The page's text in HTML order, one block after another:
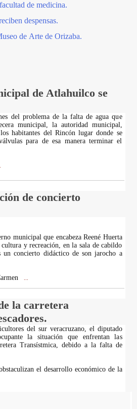
de medicina.
despensas.
de Arte de Orizaba.
de Atlahuilco se
del problema de la falta de agua que
municipal, la autoridad municipal,
habitantes del Rincón lugar donde se
para de esa manera terminar el
de concierto
municipal que encabeza Reené Huerta
y recreación, en la sala de cabildo
concierto didáctico de son jarocho a
la carretera
del sur veracruzano, el diputado
la situación que enfrentan las
Transístmica, debido a la falta de
el desarrollo económico de la